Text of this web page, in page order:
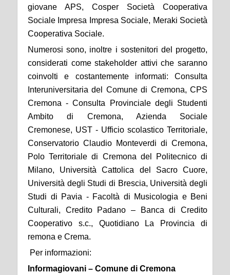
giovane APS, Cosper Società Cooperativa
Sociale Impresa Impresa Sociale, Meraki Società
Cooperativa Sociale.
Numerosi sono, inoltre i sostenitori del progetto,
considerati come stakeholder attivi che saranno
coinvolti e costantemente informati: Consulta
Interuniversitaria del Comune di Cremona, CPS
Cremona - Consulta Provinciale degli Studenti
Ambito di Cremona, Azienda Sociale
Cremonese, UST - Ufficio scolastico Territoriale,
Conservatorio Claudio Monteverdi di Cremona,
Polo Territoriale di Cremona del Politecnico di
Milano, Università Cattolica del Sacro Cuore,
Università degli Studi di Brescia, Università degli
Studi di Pavia - Facoltà di Musicologia e Beni
Culturali, Credito Padano – Banca di Credito
Cooperativo s.c., Quotidiano La Provincia di
remona e Crema.
Per informazioni:
Informagiovani – Comune di Cremona